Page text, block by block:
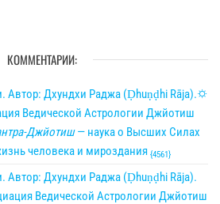
КОММЕНТАРИИ:
Автор: Дхундхи Раджа (Ḍhuṇḍhi Rāja).🌣
Ведической Астрологии Джйотиш
Джйотиш— наука о Высших Силах
человека и мироздания {4561}
Автор: Дхундхи Раджа (Ḍhuṇḍhi Rāja).
Ведической Астрологии Джйотиш